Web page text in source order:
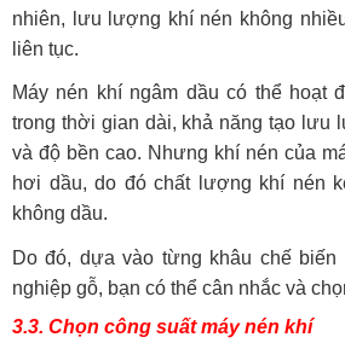
nhiên, lưu lượng khí nén không
liên tục.
Máy nén khí ngâm dầu có thể hoạt
trong thời gian dài, khả năng tạo lưu
và độ bền cao. Nhưng khí nén của
hơi dầu, do đó chất lượng khí nén
không dầu.
Do đó, dựa vào từng khâu chế biến
nghiệp gỗ, bạn có thể cân nhắc và
3.3. Chọn công suất máy nén khí